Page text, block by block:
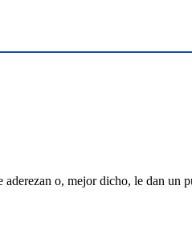
aderezan o, mejor dicho, le dan